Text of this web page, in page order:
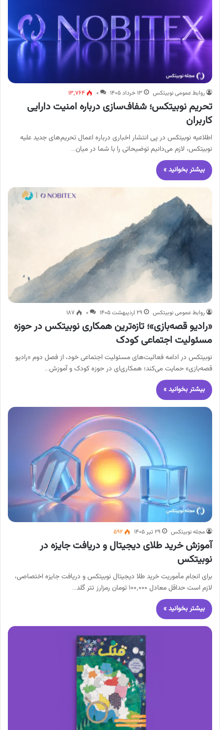
روابط عمومی نوبیتکس ۱۳ خرداد ۱۴۰۵ ۰ ۱۳,۷۶۴
تحریم نوبیتکس؛ شفاف‌سازی درباره امنیت دارایی
کاربران
اطلاعیه نوبیتکس در پی انتشار اخباری درباره اعمال تحریم‌های جدید علیه
نوبیتکس، لازم می‌دانیم توضیحاتی را با شما در میان…
بیشتر بخوانید »
روابط عمومی نوبیتکس ۲۹ اردیبهشت ۱۴۰۵ ۰ ۱۸۷
«رادیو قصه‌بازی»؛ تازه‌ترین همکاری نوبیتکس در حوزه
مسئولیت اجتماعی کودک
نوبیتکس در ادامه فعالیت‌های مسئولیت اجتماعی خود، از فصل دوم «رادیو
قصه‌بازی» حمایت می‌کند؛ همکاری‌ای در حوزه کودک و آموزش…
بیشتر بخوانید »
مجله نوبیتکس ۲۹ تیر ۱۴۰۵ ۵۹۲
آموزش خرید طلای دیجیتال و دریافت جایزه در
نوبیتکس
برای انجام مأموریت خرید طلا دیجیتال نوبیتکس و دریافت جایزه اختصاصی،
لازم است حداقل معادل ۱۰۰٬۰۰۰ تومان رمزارز تتر گلد…
بیشتر بخوانید »